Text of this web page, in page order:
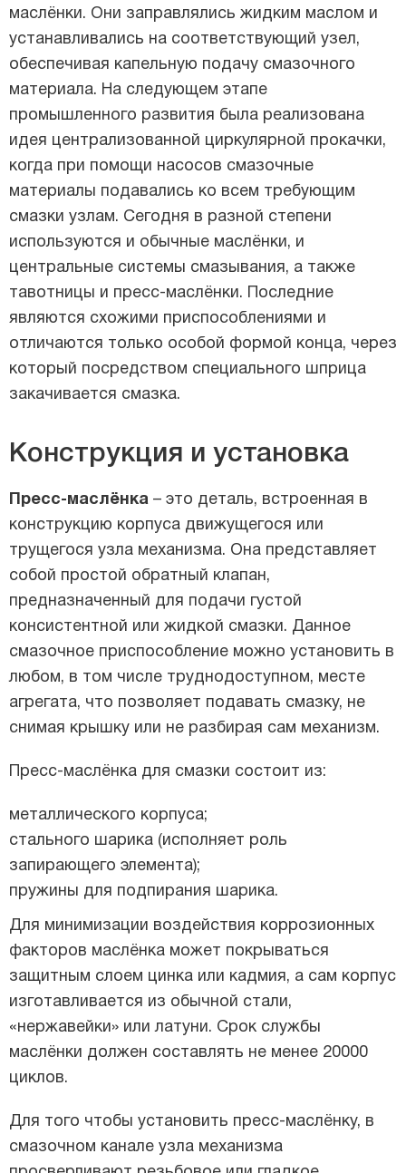
маслёнки. Они заправлялись жидким маслом и
устанавливались на соответствующий узел,
обеспечивая капельную подачу смазочного
материала. На следующем этапе
промышленного развития была реализована
идея централизованной циркулярной прокачки,
когда при помощи насосов смазочные
материалы подавались ко всем требующим
смазки узлам. Сегодня в разной степени
используются и обычные маслёнки, и
центральные системы смазывания, а также
тавотницы и пресс-маслёнки. Последние
являются схожими приспособлениями и
отличаются только особой формой конца, через
который посредством специального шприца
закачивается смазка.
Конструкция и установка
Пресс-маслёнка – это деталь, встроенная в
конструкцию корпуса движущегося или
трущегося узла механизма. Она представляет
собой простой обратный клапан,
предназначенный для подачи густой
консистентной или жидкой смазки. Данное
смазочное приспособление можно установить в
любом, в том числе труднодоступном, месте
агрегата, что позволяет подавать смазку, не
снимая крышку или не разбирая сам механизм.
Пресс-маслёнка для смазки состоит из:
металлического корпуса;
стального шарика (исполняет роль
запирающего элемента);
пружины для подпирания шарика.
Для минимизации воздействия коррозионных
факторов маслёнка может покрываться
защитным слоем цинка или кадмия, а сам корпус
изготавливается из обычной стали,
«нержавейки» или латуни. Срок службы
маслёнки должен составлять не менее 20000
циклов.
Для того чтобы установить пресс-маслёнку, в
смазочном канале узла механизма